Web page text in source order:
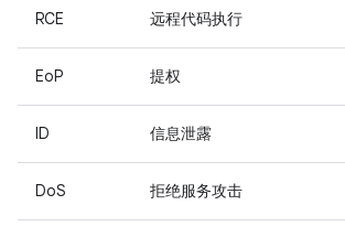
RCE 远程代码执行
EoP 提权
ID 信息泄露
DoS 拒绝服务攻击